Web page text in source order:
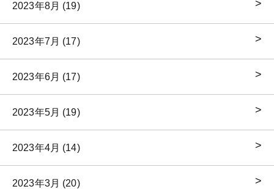
2023年8月 (19)
2023年7月 (17)
2023年6月 (17)
2023年5月 (19)
2023年4月 (14)
2023年3月 (20)